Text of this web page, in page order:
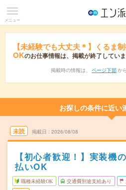
メニュー
【未経験でも大丈夫＊】くるま
OKのお仕事情報は、掲載が終了してい
掲載時の情報は、 ページ下部 か
お探しの条件に近い
未読 掲載日 2026/08/08
【初心者歓迎！】実装機
払いOK
職種未経験OK 交通費別途支給あり